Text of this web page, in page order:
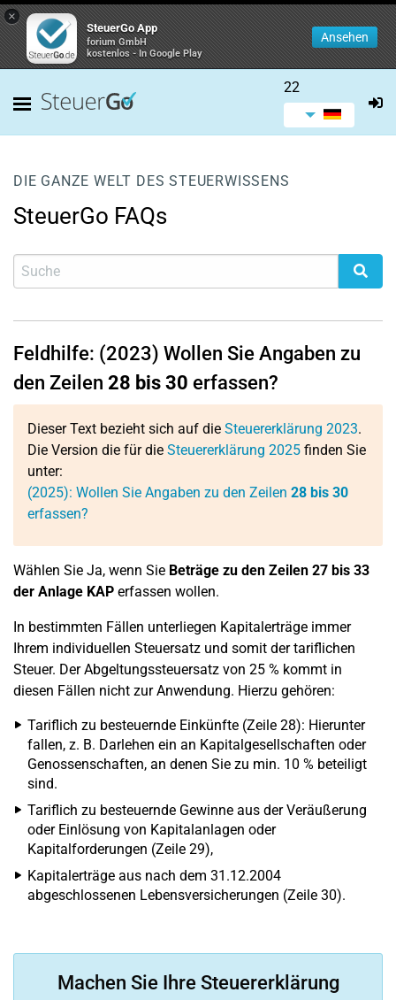
×
SteuerGo App
forium GmbH
kostenlos - In Google Play
Ansehen
22
DIE GANZE WELT DES STEUERWISSENS
SteuerGo FAQs
Feldhilfe: (2023) Wollen Sie Angaben zu
den Zeilen 28 bis 30 erfassen?
Dieser Text bezieht sich auf die Steuererklärung 2023.
Die Version die für die Steuererklärung 2025 finden Sie
unter:
(2025): Wollen Sie Angaben zu den Zeilen 28 bis 30
erfassen?
Wählen Sie Ja, wenn Sie Beträge zu den Zeilen 27 bis 33
der Anlage KAP erfassen wollen.
In bestimmten Fällen unterliegen Kapitalerträge immer
Ihrem individuellen Steuersatz und somit der tariflichen
Steuer. Der Abgeltungssteuersatz von 25 % kommt in
diesen Fällen nicht zur Anwendung. Hierzu gehören:
Tariflich zu besteuernde Einkünfte (Zeile 28): Hierunter
fallen, z. B. Darlehen ein an Kapitalgesellschaften oder
Genossenschaften, an denen Sie zu min. 10 % beteiligt
sind.
Tariflich zu besteuernde Gewinne aus der Veräußerung
oder Einlösung von Kapitalanlagen oder
Kapitalforderungen (Zeile 29),
Kapitalerträge aus nach dem 31.12.2004
abgeschlossenen Lebensversicherungen (Zeile 30).
Machen Sie Ihre Steuererklärung